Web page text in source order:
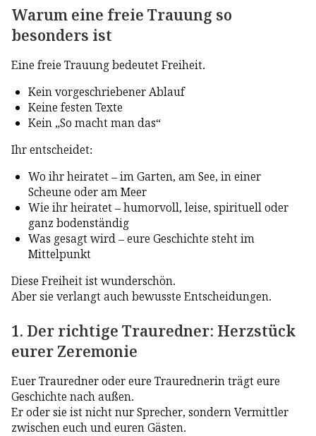
Warum eine freie Trauung so
besonders ist
Eine freie Trauung bedeutet Freiheit.
Kein vorgeschriebener Ablauf
Keine festen Texte
Kein „So macht man das“
Ihr entscheidet:
Wo ihr heiratet – im Garten, am See, in einer
Scheune oder am Meer
Wie ihr heiratet – humorvoll, leise, spirituell oder
ganz bodenständig
Was gesagt wird – eure Geschichte steht im
Mittelpunkt
Diese Freiheit ist wunderschön.
Aber sie verlangt auch bewusste Entscheidungen.
1. Der richtige Trauredner: Herzstück
eurer Zeremonie
Euer Trauredner oder eure Traurednerin trägt eure
Geschichte nach außen.
Er oder sie ist nicht nur Sprecher, sondern Vermittler
zwischen euch und euren Gästen.